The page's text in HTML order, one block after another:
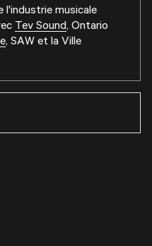
l'industrie musicale
Tev Sound, Ontario
, SAW et la Ville